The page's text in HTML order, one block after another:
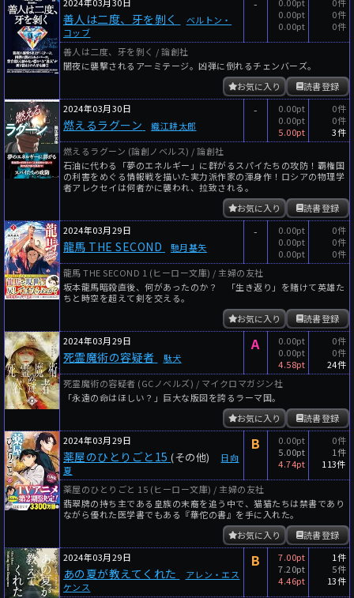
年
月
絞り込みリセット
善人は二度、牙を剝く
ベルトン・
コッブ
-
0.00pt
0.00pt
0件
0件
善人は二度、牙を剝く / 論創社
闇夜に襲撃されるアーミテージ。凶弾に倒れるチェンバーズ。
読書登録
お気に入り
2024年03月30日
燃えるラグーン 織江耕太郎
-
0.00pt
0.00pt
5.00pt
0件
0件
3件
燃えるラグーン (論創ノベルス) / 論創社
石油に代わる「夢のエネルギー」に群がるスパイたちの攻防！覇権国
の利害をめぐる情報戦を描いた実力派作家の渾身作！ロシアの物理学
者アレクセイは何者かに襲われ、拉致される。
読書登録
お気に入り
2024年03月29日
龍馬 THE SECOND 馳月基矢
-
0.00pt
0.00pt
0.00pt
0件
0件
0件
龍馬 THE SECOND 1 (ヒーロー文庫) / 主婦の友社
坂本龍馬暗殺直後、何があったのか？ 「生き返り」を賭けて英雄た
ちと時空を超えて剣を交える。
読書登録
お気に入り
2024年03月29日
死霊魔術の容疑者 駄犬
A
0.00pt
0.00pt
4.58pt
0件
0件
24件
死霊魔術の容疑者 (GCノベルズ) / マイクロマガジン社
「永遠の命はほしい？」巨大な版図を誇るラーマ国。
読書登録
お気に入り
2024年03月29日
薬屋のひとりごと15 (その他)
日向
夏
B
0.00pt
5.00pt
4.74pt
0件
1件
113件
薬屋のひとりごと 15 (ヒーロー文庫) / 主婦の友社
翡翠牌の持ち主である皇族の末裔を追う中で、猫猫たちは禁書であり
ながら優れた医学書でもある『華佗の書』を手に入れた。
読書登録
お気に入り
2024年03月29日
あの夏が教えてくれた
アレン・エス
ケンス
B
7.00pt
7.20pt
4.46pt
1件
5件
13件